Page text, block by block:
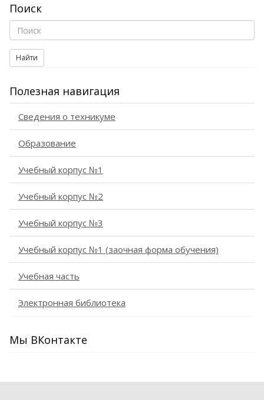
Поиск
Найти
Полезная навигация
Сведения о техникуме
Образование
Учебный корпус №1
Учебный корпус №2
Учебный корпус №3
Учебный корпус №1 (заочная форма обучения)
Учебная часть
Электронная библиотека
Мы ВКонтакте